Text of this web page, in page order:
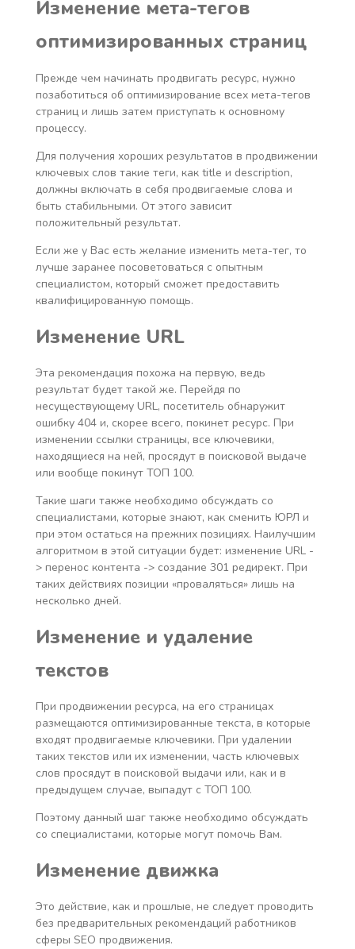
Изменение мета-тегов
оптимизированных страниц
Прежде чем начинать продвигать ресурс, нужно
позаботиться об оптимизирование всех мета-тегов
страниц и лишь затем приступать к основному
процессу.
Для получения хороших результатов в продвижении
ключевых слов такие теги, как title и description,
должны включать в себя продвигаемые слова и
быть стабильными. От этого зависит
положительный результат.
Если же у Вас есть желание изменить мета-тег, то
лучше заранее посоветоваться с опытным
специалистом, который сможет предоставить
квалифицированную помощь.
Изменение URL
Эта рекомендация похожа на первую, ведь
результат будет такой же. Перейдя по
несуществующему URL, посетитель обнаружит
ошибку 404 и, скорее всего, покинет ресурс. При
изменении ссылки страницы, все ключевики,
находящиеся на ней, просядут в поисковой выдаче
или вообще покинут ТОП 100.
Такие шаги также необходимо обсуждать со
специалистами, которые знают, как сменить ЮРЛ и
при этом остаться на прежних позициях. Наилучшим
алгоритмом в этой ситуации будет: изменение URL -
> перенос контента -> создание 301 редирект. При
таких действиях позиции «проваляться» лишь на
несколько дней.
Изменение и удаление
текстов
При продвижении ресурса, на его страницах
размещаются оптимизированные текста, в которые
входят продвигаемые ключевики. При удалении
таких текстов или их изменении, часть ключевых
слов просядут в поисковой выдачи или, как и в
предыдущем случае, выпадут с ТОП 100.
Поэтому данный шаг также необходимо обсуждать
со специалистами, которые могут помочь Вам.
Изменение движка
Это действие, как и прошлые, не следует проводить
без предварительных рекомендаций работников
сферы SEO продвижения.